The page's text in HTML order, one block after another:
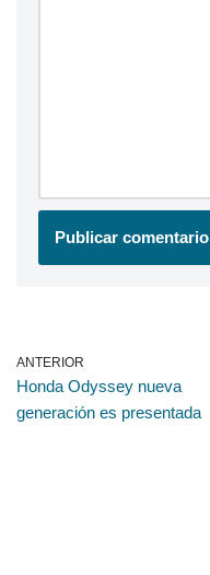
ANTERIOR
Honda Odyssey nueva
generación es presentada